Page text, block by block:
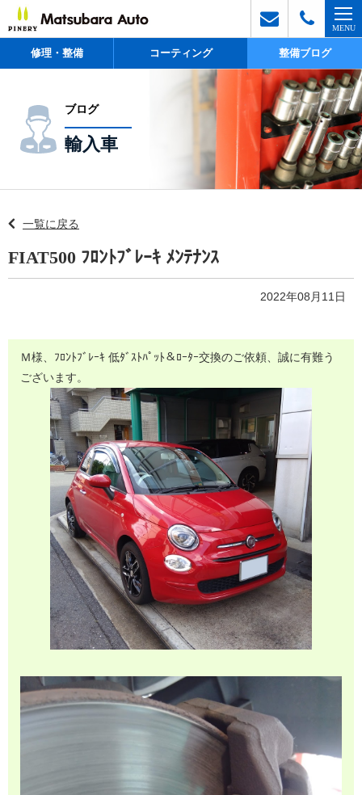
修理・整備 コーティング 整備ブログ
ブログ
輸入車
一覧に戻る
FIAT500 ﾌﾛﾝﾄﾌﾞﾚｰｷ ﾒﾝﾃﾅﾝｽ
2022年08月11日
Ｍ様、ﾌﾛﾝﾄﾌﾞﾚｰｷ 低ﾀﾞｽﾄﾊﾟｯﾄ＆ﾛｰﾀｰ交換のご依頼、誠に有難う
ございます。